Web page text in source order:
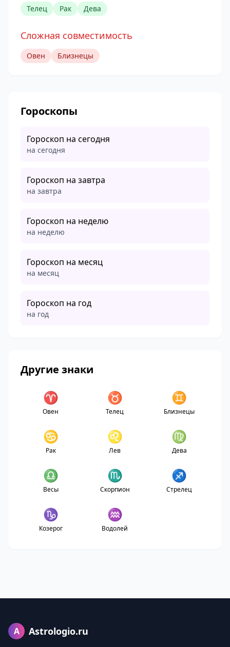
Телец Рак Дева
Сложная совместимость
Овен Близнецы
Гороскопы
Гороскоп на сегодня
на сегодня
Гороскоп на завтра
на завтра
Гороскоп на неделю
на неделю
Гороскоп на месяц
на месяц
Гороскоп на год
на год
Другие знаки
♈
Овен
♉
Телец
♊
Близнецы
♋
Рак
♌
Лев
♍
Дева
♎
Весы
♏
Скорпион
♐
Стрелец
♑
Козерог
♒
Водолей
A Astrologio.ru